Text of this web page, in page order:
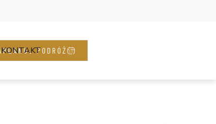
KONTAKTPODRÓŻ